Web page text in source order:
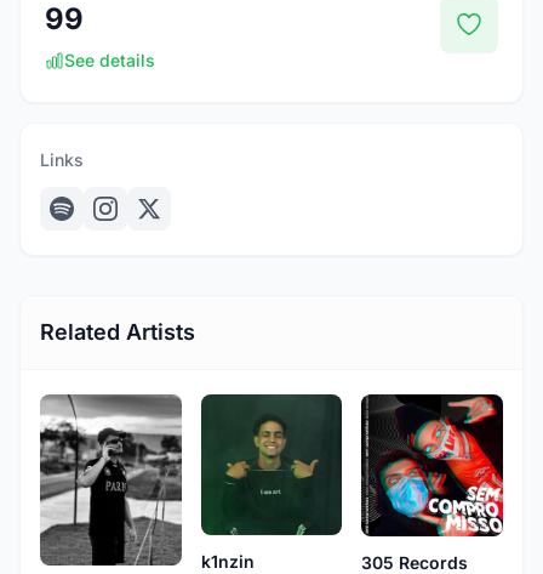
99
See details
Links
Related Artists
k1nzin 305 Records